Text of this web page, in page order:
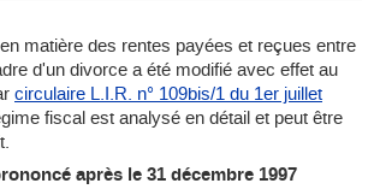
matière des rentes payées et reçues entre
d'un divorce a été modifié avec effet au
circulaire L.I.R. n° 109bis/1 du 1er juillet
fiscal est analysé en détail et peut être
après le 31 décembre 1997